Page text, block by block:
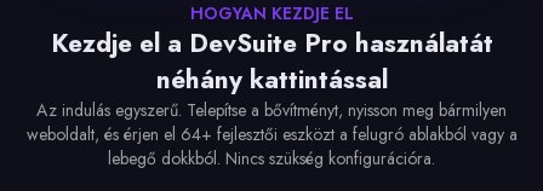
HOGYAN KEZDJE EL
Kezdje el a DevSuite Pro használatát
néhány kattintással
Az indulás egyszerű. Telepítse a bővítményt, nyisson meg bármilyen
weboldalt, és érjen el 64+ fejlesztői eszközt a felugró ablakból vagy a
lebegő dokkból. Nincs szükség konfigurációra.